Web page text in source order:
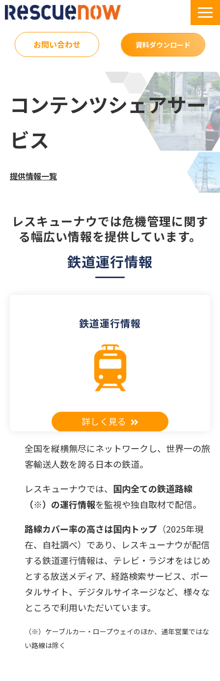
お問い合わせ 資料ダウンロード
サービス
導入実績
セミナー・イベント
コンテンツシェアサー
ビス
提供情報一覧
レスキューナウでは危機管理に関す
る幅広い情報を提供しています。
鉄道運行情報
鉄道運行情報
詳しく見る
全国を縦横無尽にネットワークし、世界一の旅
客輸送人数を誇る日本の鉄道。
レスキューナウでは、 国内全ての鉄道路線
（※） の運行情報を監視や独自取材で配信。
路線カバー率の高さは国内トップ （2025年現
在、自社調べ）であり、レスキューナウが配信
する鉄道運行情報は、テレビ・ラジオをはじめ
とする放送メディア、経路検索サービス、ポー
タルサイト、デジタルサイネージなど、様々な
ところで利用いただいています。
（※）ケーブルカー・ロープウェイのほか、通年営業ではな
い路線は除く